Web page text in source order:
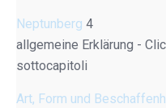
Neptunberg 4
allgemeine Erklärung -
sottocapitoli
Art, Form und